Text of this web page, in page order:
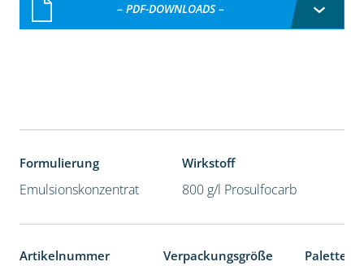
– PDF-DOWNLOADS –
Formulierung
Emulsionskonzentrat
Wirkstoff
800 g/l Prosulfocarb
Artikelnummer Verpackungsgröße